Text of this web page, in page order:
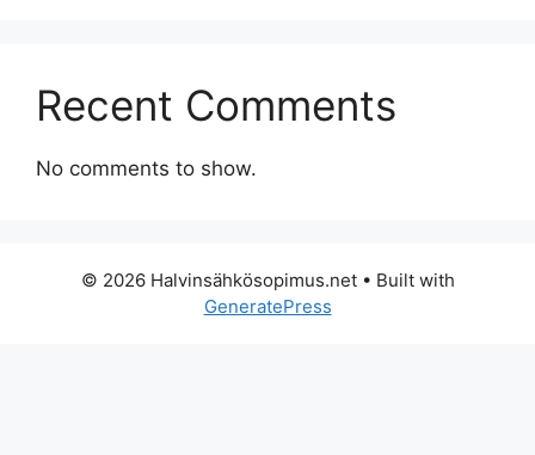
Recent Comments
No comments to show.
© 2026 Halvinsähkösopimus.net• Built with
GeneratePress